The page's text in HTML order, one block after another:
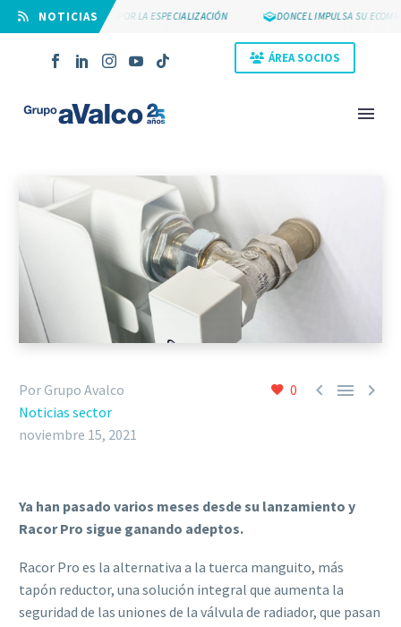
⠀NOTICIAS
SUYCAL 2000 APUESTA POR LA ESPECIALIZACIÓN DONCEL IMPULSA SU
ÁREA SOCIOS
0   
Por Grupo Avalco
Noticias sector
noviembre 15, 2021
Ya han pasado varios meses desde su lanzamiento y
Racor Pro sigue ganando adeptos.
Racor Pro es la alternativa a la tuerca manguito, más
tapón reductor, una solución integral que aumenta la
seguridad de las uniones de la válvula de radiador, que pasan